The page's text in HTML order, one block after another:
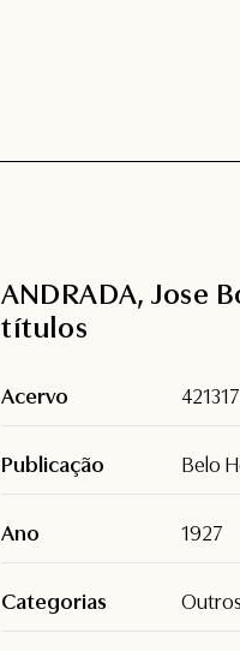
ANDRADA, Jose
títulos
Acervo 421317
Publicação Belo
Ano 1927
Categorias